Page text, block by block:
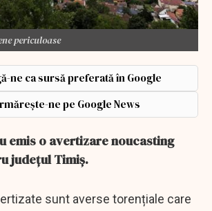
periculoase
ne ca sursă preferată în Google
ne pe Google News
emis o avertizare noucasting
județul Timiș.
sunt averse torențiale care